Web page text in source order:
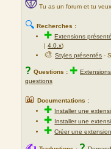
Tu as un forum et tu
🔍 Recherches :
✚Extensions
|4.0.x)
🎨Styles présentés -
? Questions : ✚
questions
📖 Documentations :
✚ Installer une
✚ Installer une
✚Créer une extension